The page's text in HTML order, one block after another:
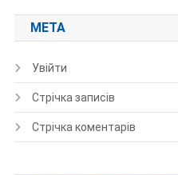
МЕТА
Увійти
Стрічка записів
Стрічка коментарів